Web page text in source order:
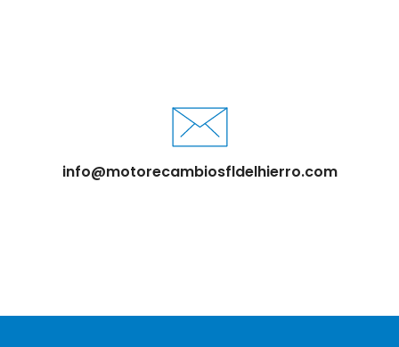
info@motorecambiosfldelhierro.com